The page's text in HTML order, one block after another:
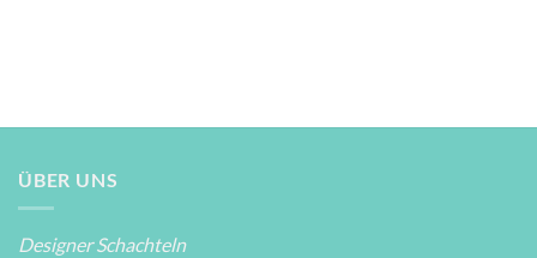
ÜBER UNS
Designer Schachteln